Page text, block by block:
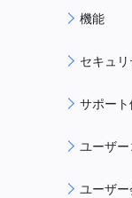
機能
セキュリ
サポー
ユーザ
ユーザ